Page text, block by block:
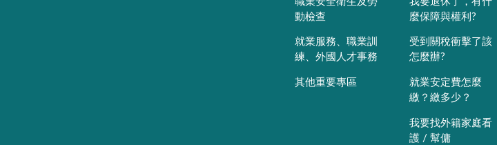
動檢查
就業服務、職業訓
練、外國人才事務
其他重要專區
麼保障與權利?
受到關稅衝擊了該
怎麼辦?
就業安定費怎麼
繳？繳多少？
我要找外籍家庭看
護 / 幫傭